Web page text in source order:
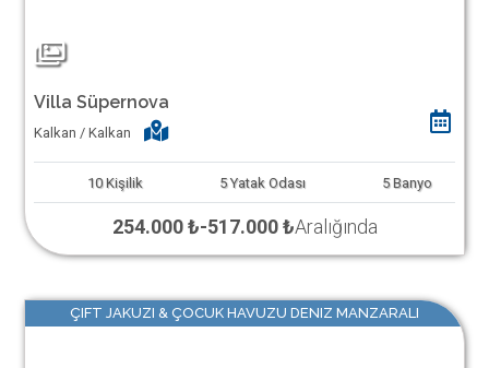
Villa Süpernova
Kalkan / Kalkan
10 Kişilik 5 Yatak Odası 5 Banyo
254.000 ₺-517.000 ₺Aralığında
ÇIFT JAKUZI & ÇOCUK HAVUZU DENIZ MANZARALI